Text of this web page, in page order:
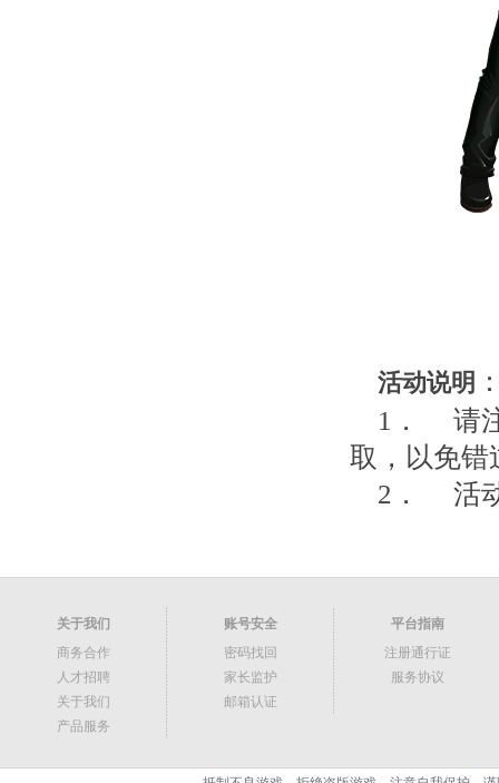
活动说明
1． 请注
取，以免错
2． 活动
关于我们
商务合作
人才招聘
关于我们
产品服务
账号安全
密码找回
家长监护
邮箱认证
平台指南
注册通行证
服务协议